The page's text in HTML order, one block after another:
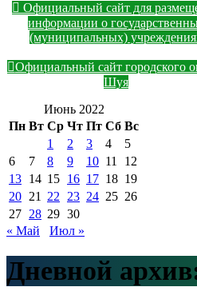
Официальный сайт для
информации о
(муниципальных)
Официальный сайт городского
Шуя
Июнь 2022
Пн Вт Ср Чт Пт Сб Вс
1
2 3 4
5
6
7 8 9 10 11
12
13 14 15 16 17 18 19
20 21 22 23 24 25 26
27 28 29 30
« Май
Июл »
Дневной